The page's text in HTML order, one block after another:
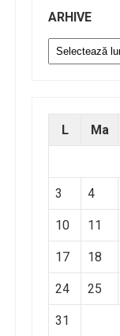
ARHIVE
Arhive
L Ma
3 4
10 11
17 18
24 25
31